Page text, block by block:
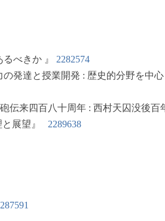
べきか 』 2282574
達と授業開発 : 歴史的分野を中
来四百八十周年 : 西村天囚没後百
展望』
2289638